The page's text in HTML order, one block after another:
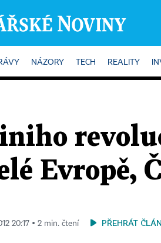
NÁZORY TECH REALITY
Evropě,
20:17 ▪ 2 min. čtení PŘEHRÁT